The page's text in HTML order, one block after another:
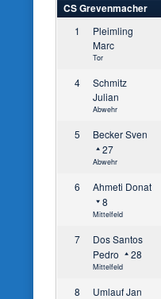
CS Grevenmacher
1
Pleimling
Marc
Tor
4
Schmitz
Julian
Abwehr
5
Becker Sven
27
Abwehr
6
Ahmeti Donat
8
Mittelfeld
7
Dos Santos
Pedro
28
Mittelfeld
8
Umlauf Jan